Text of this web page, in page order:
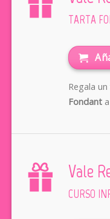
TARTA
Regala
Fondanta
Vale
CURSO